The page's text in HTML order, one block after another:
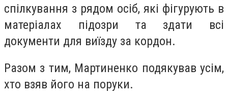
спілкування з рядом осіб, які фігурують в
матеріалах підозри та здати всі
документи для виїзду за кордон.
Разом з тим, Мартиненко подякував усім,
хто взяв його на поруки.